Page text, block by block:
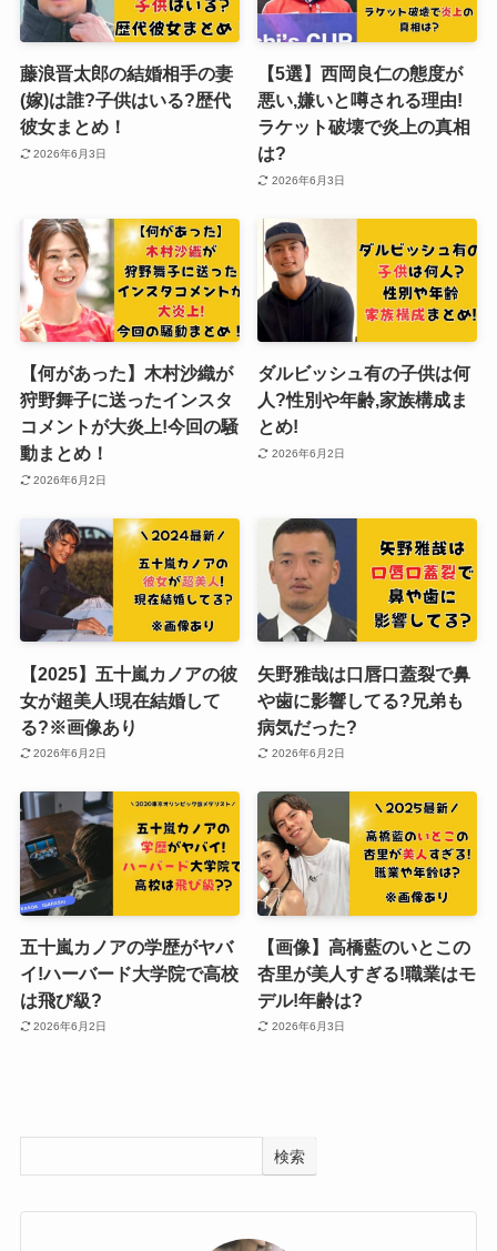
藤浪晋太郎の結婚相手の妻
(嫁)は誰?子供はいる?歴代
彼女まとめ！
2026年6月3日
【5選】西岡良仁の態度が
悪い,嫌いと噂される理由!
ラケット破壊で炎上の真相
は?
2026年6月3日
【何があった】木村沙織が
狩野舞子に送ったインスタ
コメントが大炎上!今回の騒
動まとめ！
2026年6月2日
ダルビッシュ有の子供は何
人?性別や年齢,家族構成ま
とめ!
2026年6月2日
【2025】五十嵐カノアの彼
女が超美人!現在結婚して
る?※画像あり
2026年6月2日
矢野雅哉は口唇口蓋裂で鼻
や歯に影響してる?兄弟も
病気だった?
2026年6月2日
五十嵐カノアの学歴がヤバ
イ!ハーバード大学院で高校
は飛び級?
2026年6月2日
【画像】高橋藍のいとこの
杏里が美人すぎる!職業はモ
デル!年齢は?
2026年6月3日
検索